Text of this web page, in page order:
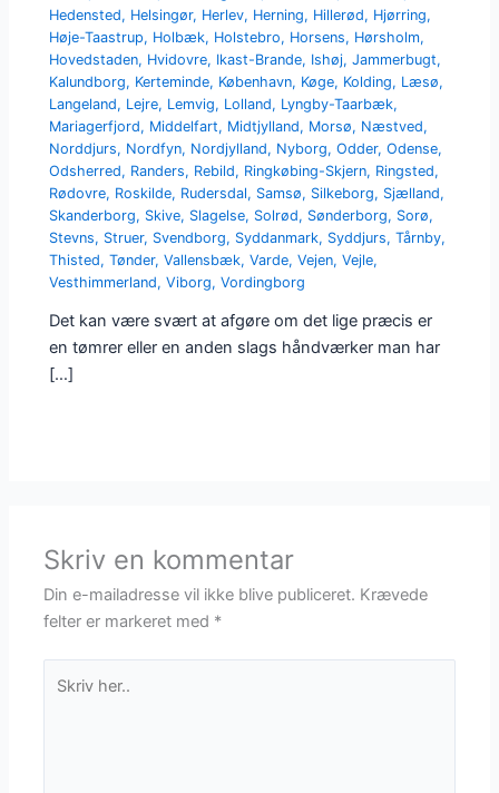
Hedensted, Helsingør, Herlev, Herning, Hillerød, Hjørring,
Høje-Taastrup, Holbæk, Holstebro, Horsens, Hørsholm,
Hovedstaden, Hvidovre, Ikast-Brande, Ishøj,Jammerbugt,
Kalundborg, Kerteminde, København, Køge, Kolding, Læsø,
Langeland, Lejre, Lemvig, Lolland, Lyngby-Taarbæk,
Mariagerfjord, Middelfart, Midtjylland, Morsø, Næstved,
Norddjurs, Nordfyn, Nordjylland, Nyborg,Odder,Odense,
Odsherred, Randers, Rebild, Ringkøbing-Skjern, Ringsted,
Rødovre, Roskilde, Rudersdal, Samsø, Silkeborg, Sjælland,
Skanderborg, Skive, Slagelse, Solrød, Sønderborg, Sorø,
Stevns, Struer, Svendborg, Syddanmark, Syddjurs,Tårnby,
Thisted,Tønder,Vallensbæk,Varde,Vejen,Vejle,
Vesthimmerland,Viborg,Vordingborg
Det kan være svært at afgøre om det lige præcis er
en tømrer eller en anden slags håndværker man har
[…]
Skriv en kommentar
Din e-mailadresse vil ikke blive publiceret. Krævede
felter er markeret med *
her..